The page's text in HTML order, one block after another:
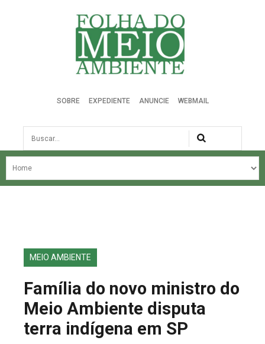
Folha do Meio Ambiente
SOBRE EXPEDIENTE ANUNCIE WEBMAIL
Busca
NOSSA HISTÓRIA
EDIÇÕES ANTERIORES
FALE CONOSCO
MEIO AMBIENTE
Família do novo ministro do
Meio Ambiente disputa
terra indígena em SP